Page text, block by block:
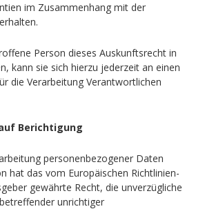
im Zusammenhang mit der
Person dieses Auskunftsrecht in
kann sie sich hierzu jederzeit an einen
die Verarbeitung Verantwortlichen
Berichtigung
personenbezogener Daten
hat das vom Europäischen Richtlinien-
gewährte Recht, die unverzügliche
unrichtiger